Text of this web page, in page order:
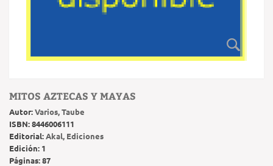
MITOS AZTECAS Y MAYAS
Autor:Varios, Taube
ISBN:8446006111
Editorial:Akal, Ediciones
Edición: 1
Páginas:87